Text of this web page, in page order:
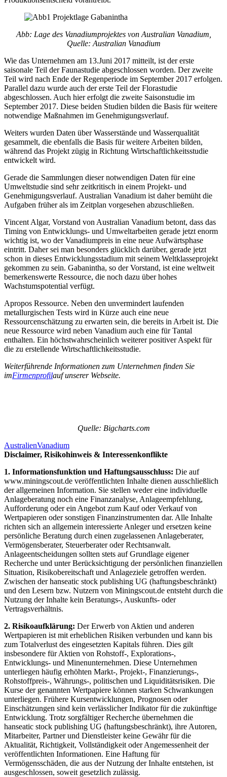
Abb: Lage des Vanadiumprojektes von Australian Vanadium,
Quelle: Australian Vanadium
Wie das Unternehmen am 13.Juni 2017 mitteilt, ist der erste
saisonale Teil der Faunastudie abgeschlossen worden. Der zweite
Teil wird nach Ende der Regenperiode im September 2017 erfolgen.
Parallel dazu wurde auch der erste Teil der Florastudie
abgeschlossen. Auch hier erfolgt die zweite Saisonstudie im
September 2017. Diese beiden Studien bilden die Basis für weitere
notwendige Maßnahmen im Genehmigungsverlauf.
Weiters wurden Daten über Wasserstände und Wasserqualität
gesammelt, die ebenfalls die Basis für weitere Arbeiten bilden,
während das Projekt zügig in Richtung Wirtschaftlichkeitsstudie
entwickelt wird.
Gerade die Sammlungen dieser notwendigen Daten für eine
Umweltstudie sind sehr zeitkritisch in einem Projekt- und
Genehmigungsverlauf. Australian Vanadium ist daher bemüht die
Aufgaben früher als im Zeitplan vorgesehen abzuschließen.
Vincent Algar, Vorstand von Australian Vanadium betont, dass das
Timing von Entwicklungs- und Umweltarbeiten gerade jetzt enorm
wichtig ist, wo der Vanadiumpreis in eine neue Aufwärtsphase
eintritt. Daher sei man besonders glücklich darüber, gerade jetzt
schon in dieses Entwicklungsstadium mit seinem Weltklasseprojekt
gekommen zu sein. Gabanintha, so der Vorstand, ist eine weltweit
bemerkenswerte Ressource, die noch dazu über hohes
Wachstumspotential verfügt.
Apropos Ressource. Neben den unvermindert laufenden
metallurgischen Tests wird in Kürze auch eine neue
Ressourcenschätzung zu erwarten sein, die bereits in Arbeit ist. Die
neue Ressource wird neben Vanadium auch eine für Tantal
enthalten. Ein höchstwahrscheinlich weiterer positiver Aspekt für
die zu erstellende Wirtschaftlichkeitsstudie.
Weiterführende Informationen zum Unternehmen finden Sie
imFirmenprofilauf unserer Webseite.
Quelle: Bigcharts.com
AustralienVanadium
Disclaimer, Risikohinweis & Interessenkonflikte
1. Informationsfunktion und Haftungsausschluss: Die auf
www.miningscout.de veröffentlichten Inhalte dienen ausschließlich
der allgemeinen Information. Sie stellen weder eine individuelle
Anlageberatung noch eine Finanzanalyse, Anlageempfehlung,
Aufforderung oder ein Angebot zum Kauf oder Verkauf von
Wertpapieren oder sonstigen Finanzinstrumenten dar. Alle Inhalte
richten sich an allgemein interessierte Anleger und ersetzen keine
persönliche Beratung durch einen zugelassenen Anlageberater,
Vermögensberater, Steuerberater oder Rechtsanwalt.
Anlageentscheidungen sollten stets auf Grundlage eigener
Recherche und unter Berücksichtigung der persönlichen finanziellen
Situation, Risikobereitschaft und Anlageziele getroffen werden.
Zwischen der hanseatic stock publishing UG (haftungsbeschränkt)
und den Lesern bzw. Nutzern von Miningscout.de entsteht durch die
Nutzung der Inhalte kein Beratungs-, Auskunfts- oder
Vertragsverhältnis.
2. Risikoaufklärung: Der Erwerb von Aktien und anderen
Wertpapieren ist mit erheblichen Risiken verbunden und kann bis
zum Totalverlust des eingesetzten Kapitals führen. Dies gilt
insbesondere für Aktien von Rohstoff-, Explorations-,
Entwicklungs- und Minenunternehmen. Diese Unternehmen
unterliegen häufig erhöhten Markt-, Projekt-, Finanzierungs-,
Rohstoffpreis-, Währungs-, politischen und Liquiditätsrisiken. Die
Kurse der genannten Wertpapiere können starken Schwankungen
unterliegen. Frühere Kursentwicklungen, Prognosen oder
Einschätzungen sind kein verlässlicher Indikator für die zukünftige
Entwicklung. Trotz sorgfältiger Recherche übernehmen die
hanseatic stock publishing UG (haftungsbeschränkt), ihre Autoren,
Mitarbeiter, Partner und Dienstleister keine Gewähr für die
Aktualität, Richtigkeit, Vollständigkeit oder Angemessenheit der
veröffentlichten Informationen. Eine Haftung für
Vermögensschäden, die aus der Nutzung der Inhalte entstehen, ist
ausgeschlossen, soweit gesetzlich zulässig.